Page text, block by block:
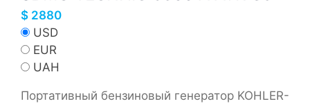
$ 2880
USD
EUR
UAH
Портативный бензиновый генератор KOHLER-